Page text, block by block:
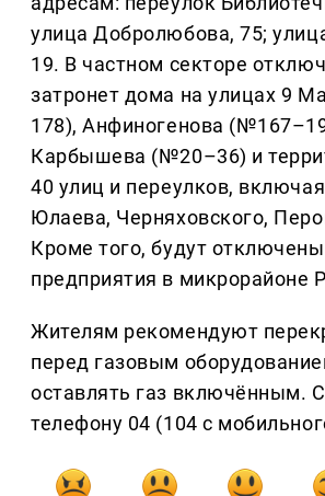
улица Добролюбова, 75;
19. В частном секторе
затронет дома на улицах 9
178), Анфиногенова
Карбышева (№20–36) и
40 улиц и переулков,
Юлаева, Черняховского,
Кроме того, будут
предприятия в микрорайоне
Жителям рекомендуют
перед газовым
оставлять газ включённым.
телефону 04 (104 с